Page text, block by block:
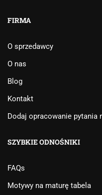
FIRMA
O sprzedawcy
O nas
Blog
Kontakt
Dodaj opracowanie pytania
SZYBKIE ODNOŚNIKI
FAQs
Motywy na maturę tabela